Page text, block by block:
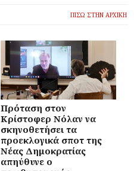
ΠΙΣΩ ΣΤΗΝ ΑΡΧΙΚΗ
Πρόταση στον
Κρίστοφερ Νόλαν να
σκηνοθετήσει τα
προεκλογικά σποτ της
Νέας Δημοκρατίας
απηύθυνε ο